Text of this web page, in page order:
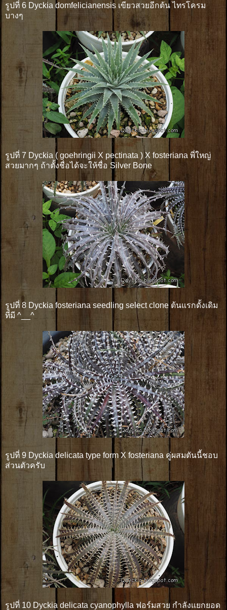
รูปที่ 6 Dyckia domfelicianensis เขียวสวยอีกต้น ไทรโครม
บางๆ
รูปที่ 7 Dyckia ( goehringii X pectinata ) X fosteriana พี่ใหญ่
สวยมากๆ ถ้าตั้งชื่อได้จะให้ชื่อ Silver Bone
รูปที่ 8 Dyckia fosteriana seedling select clone ต้นแรกดั้งเดิม
ที่มี ^__^
รูปที่ 9 Dyckia delicata type form X fosteriana คู่ผสมตันนี้ชอบ
ส่วนตัวครับ
รูปที่ 10 Dyckia delicata cyanophylla ฟอร์มสวย กำลังแยกยอด